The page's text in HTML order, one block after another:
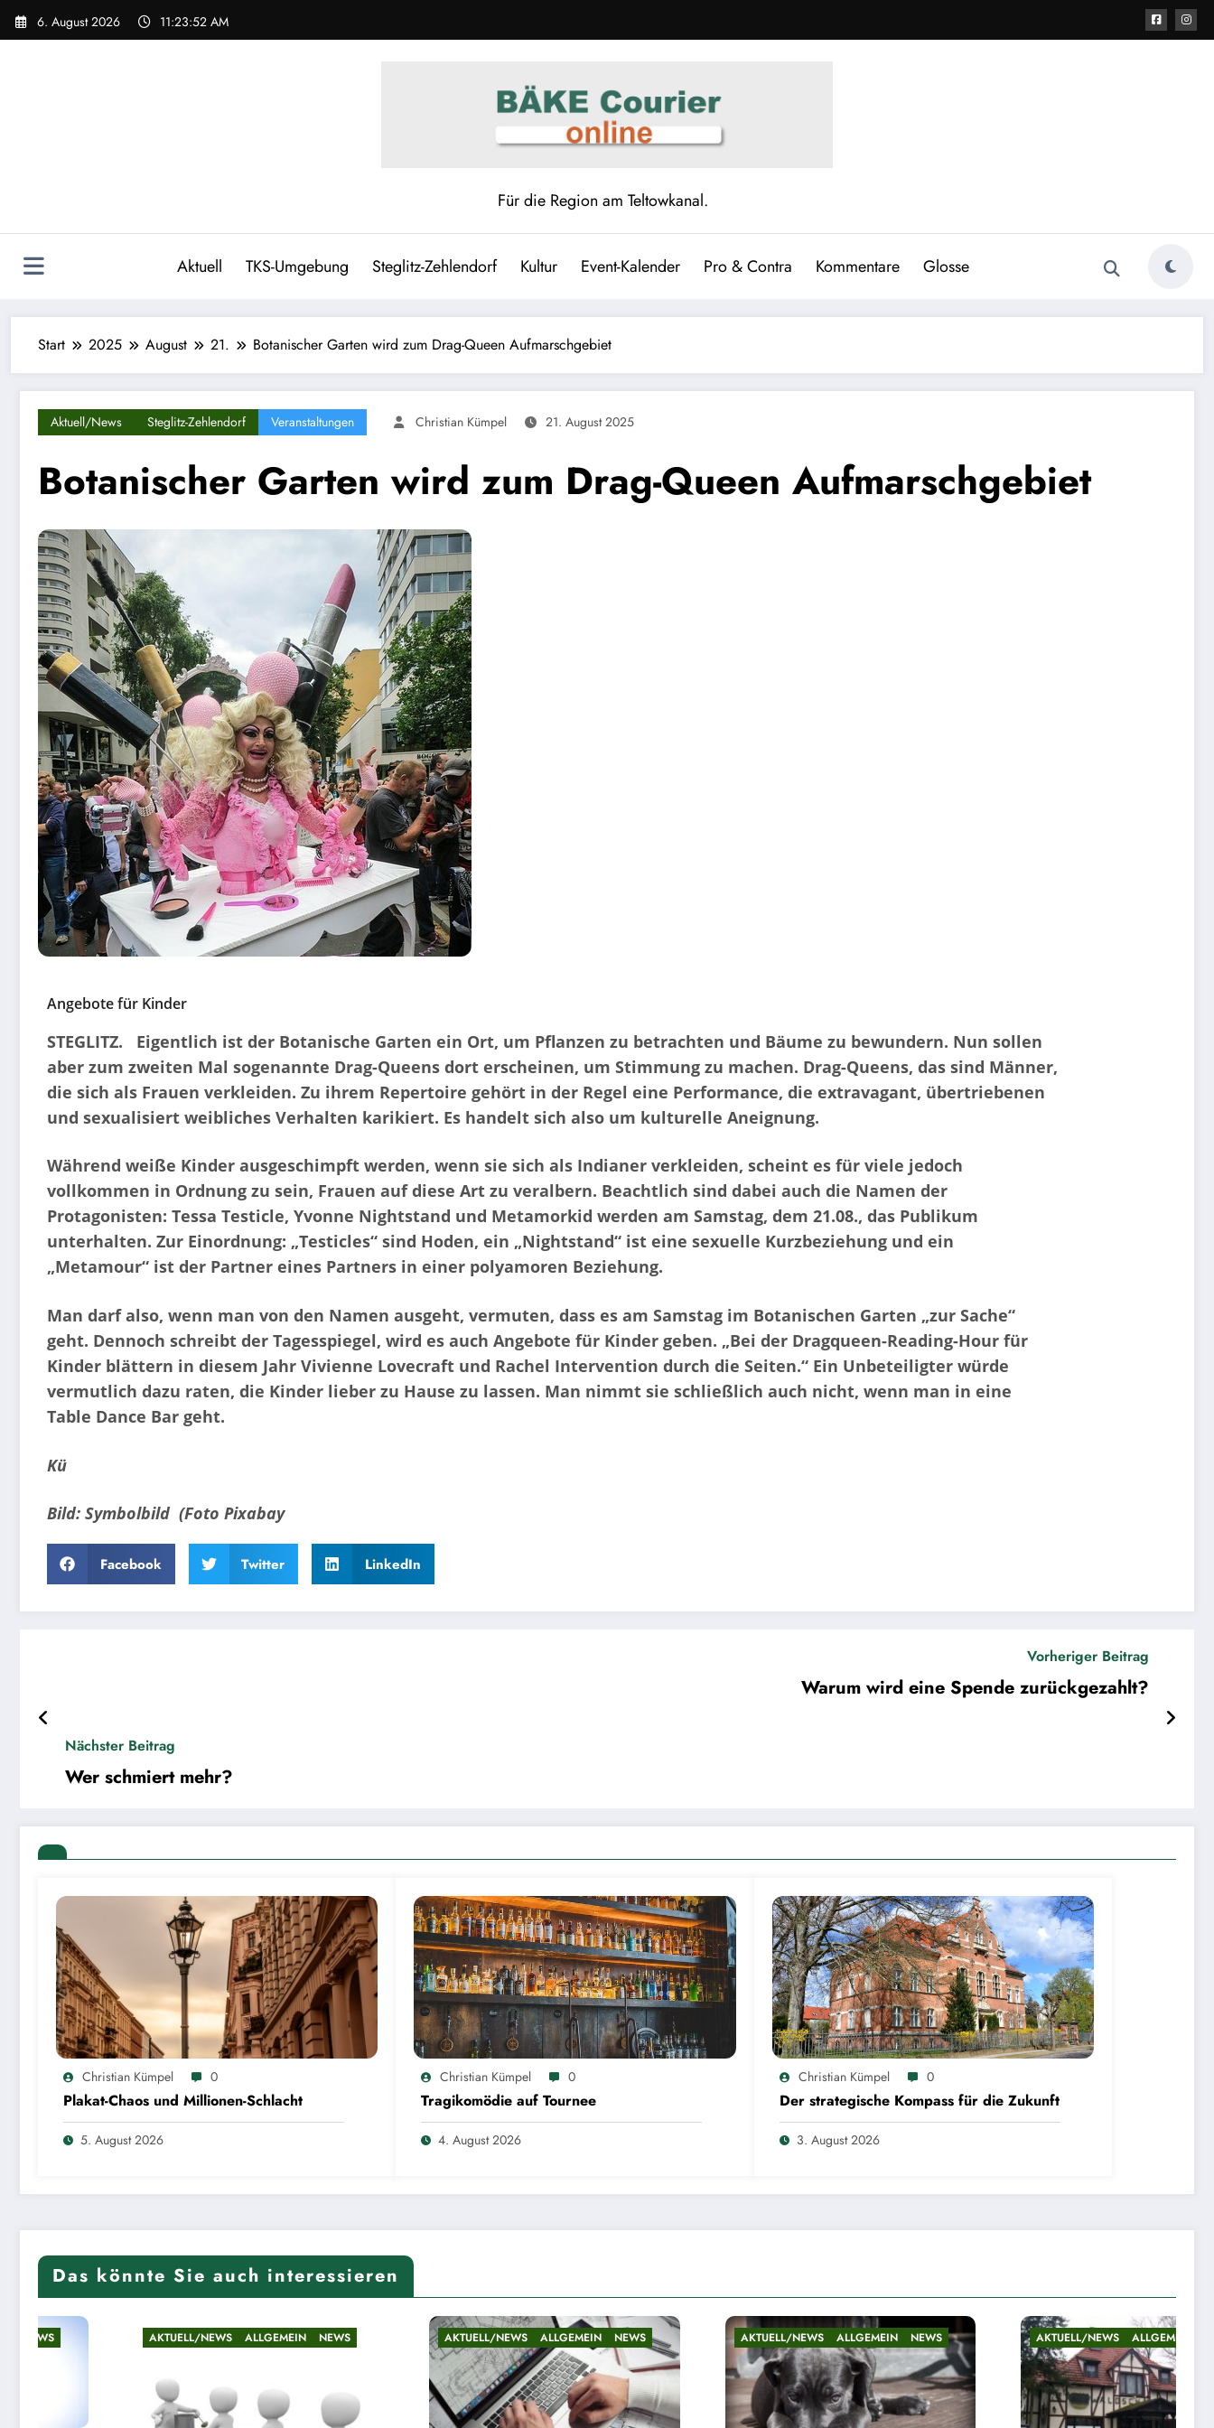
6. August 2026 11:23:53 AM
Für die Region am Teltowkanal.
Aktuell TKS-Umgebung Steglitz-Zehlendorf Kultur Event-Kalender Pro & Contra Kommentare Glosse
Start 2025 August 21. Botanischer Garten wird zum Drag-Queen Aufmarschgebiet
Aktuell/News Steglitz-Zehlendorf Veranstaltungen Christian Kümpel 21. August 2025
Botanischer Garten wird zum Drag-Queen Aufmarschgebiet
Angebote für Kinder
STEGLITZ. Eigentlich ist der Botanische Garten ein Ort, um Pflanzen zu betrachten und Bäume zu bewundern. Nun sollen
aber zum zweiten Mal sogenannte Drag-Queens dort erscheinen, um Stimmung zu machen. Drag-Queens, das sind Männer,
die sich als Frauen verkleiden. Zu ihrem Repertoire gehört in der Regel eine Performance, die extravagant, übertriebenen
und sexualisiert weibliches Verhalten karikiert. Es handelt sich also um kulturelle Aneignung.
Während weiße Kinder ausgeschimpft werden, wenn sie sich als Indianer verkleiden, scheint es für viele jedoch
vollkommen in Ordnung zu sein, Frauen auf diese Art zu veralbern. Beachtlich sind dabei auch die Namen der
Protagonisten: Tessa Testicle, Yvonne Nightstand und Metamorkid werden am Samstag, dem 21.08., das Publikum
unterhalten. Zur Einordnung: „Testicles“ sind Hoden, ein „Nightstand“ ist eine sexuelle Kurzbeziehung und ein
„Metamour“ ist der Partner eines Partners in einer polyamoren Beziehung.
Man darf also, wenn man von den Namen ausgeht, vermuten, dass es am Samstag im Botanischen Garten „zur Sache“
geht. Dennoch schreibt der Tagesspiegel, wird es auch Angebote für Kinder geben. „Bei der Dragqueen-Reading-Hour für
Kinder blättern in diesem Jahr Vivienne Lovecraft und Rachel Intervention durch die Seiten.“ Ein Unbeteiligter würde
vermutlich dazu raten, die Kinder lieber zu Hause zu lassen. Man nimmt sie schließlich auch nicht, wenn man in eine
Table Dance Bar geht.
Kü
Bild: Symbolbild (Foto Pixabay
Facebook Twitter LinkedIn
Vorheriger Beitrag
Warum wird eine Spende zurückgezahlt?
Nächster Beitrag
Wer schmiert mehr?
Christian Kümpel 0
Plakat-Chaos und Millionen-Schlacht
5. August 2026
Christian Kümpel 0
Tragikomödie auf Tournee
4. August 2026
Christian Kümpel 0
Der strategische Kompass für die Zukunft
3. August 2026
Das könnte Sie auch interessieren
AKTUELL/NEWS ALLGEMEIN NEWS AKTUELL/NEWS ALLGEMEIN NEWS AKTUELL/NEWS ALLGEMEIN NEWS AKTUELL/NEWS ALLGEMEIN NEWS